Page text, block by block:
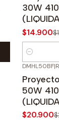
30W
$14.900
Cantidad
-30%OFF
DMHL50BF|
50W
$20.900